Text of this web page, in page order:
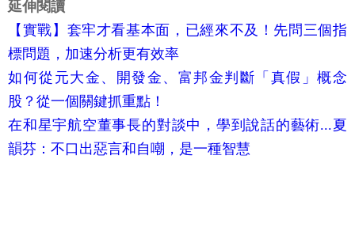
延伸閱讀
【實戰】套牢才看基本面，已經來不及！先問三個指
標問題，加速分析更有效率
如何從元大金、開發金、富邦金判斷「真假」概念
股？從一個關鍵抓重點！
在和星宇航空董事長的對談中，學到說話的藝術...夏
韻芬：不口出惡言和自嘲，是一種智慧